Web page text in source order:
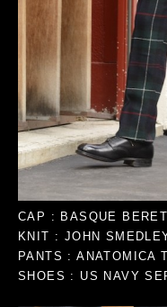
CAP : BASQUE BERET
KNIT : JOHN
PANTS : ANATOMICA
SHOES : US NAVY